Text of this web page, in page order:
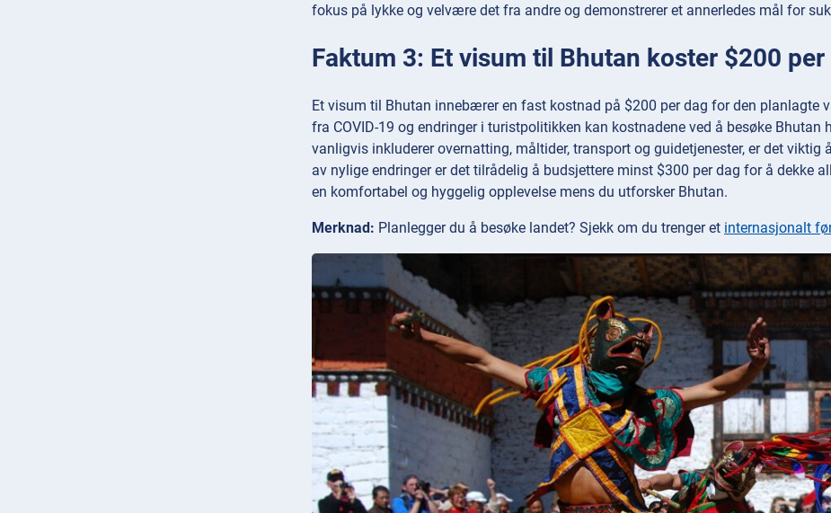
fokus på lykke og velvære det fra andre og demonstrerer et annerledes mål for
Faktum 3: Et visum til Bhutan koster $200
Et visum til Bhutan innebærer en fast kostnad på $200 per dag for den planlagte
fra COVID-19 og endringer i turistpolitikken kan kostnadene ved å besøke
vanligvis inkluderer overnatting, måltider, transport og guidetjenester, er det
av nylige endringer er det tilrådelig å budsjettere minst $300 per dag for å dekke
en komfortabel og hyggelig opplevelse mens du utforsker Bhutan.
Merknad: Planlegger du å besøke landet? Sjekk om du trenger et internasjonalt